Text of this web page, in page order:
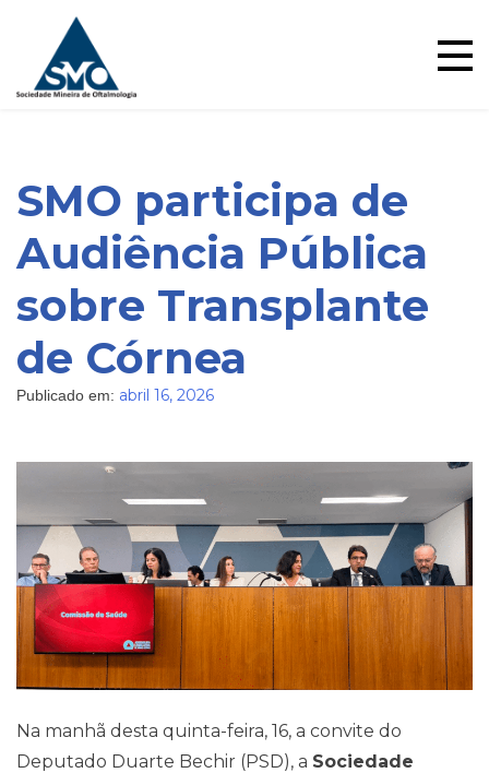
content
Blog
SMO participa de
Audiência Pública
sobre Transplante
de Córnea
Publicado em: abril 16, 2026
Na manhã desta quinta-feira, 16, a convite do
Deputado Duarte Bechir (PSD), a Sociedade